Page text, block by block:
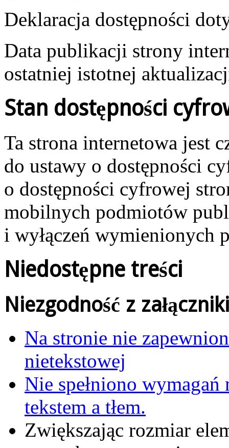
Deklaracja dostępności
Data publikacji strony
ostatniej istotnej
Stan dostępności
Ta strona internetowa jest
do ustawy o dostępności
o dostępności cyfrowej
mobilnych podmiotów
i wyłączeń wymienionych
Niedostępne treści
Niezgodność z
Na stronie nie
nietekstowej
Nie spełniono
tekstem a tłem.
Zwiększając rozmiar